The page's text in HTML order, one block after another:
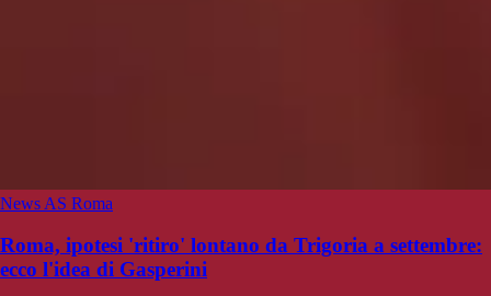
News AS Roma
Roma, ipotesi 'ritiro' lontano da Trigoria a settembre:
ecco l'idea di Gasperini